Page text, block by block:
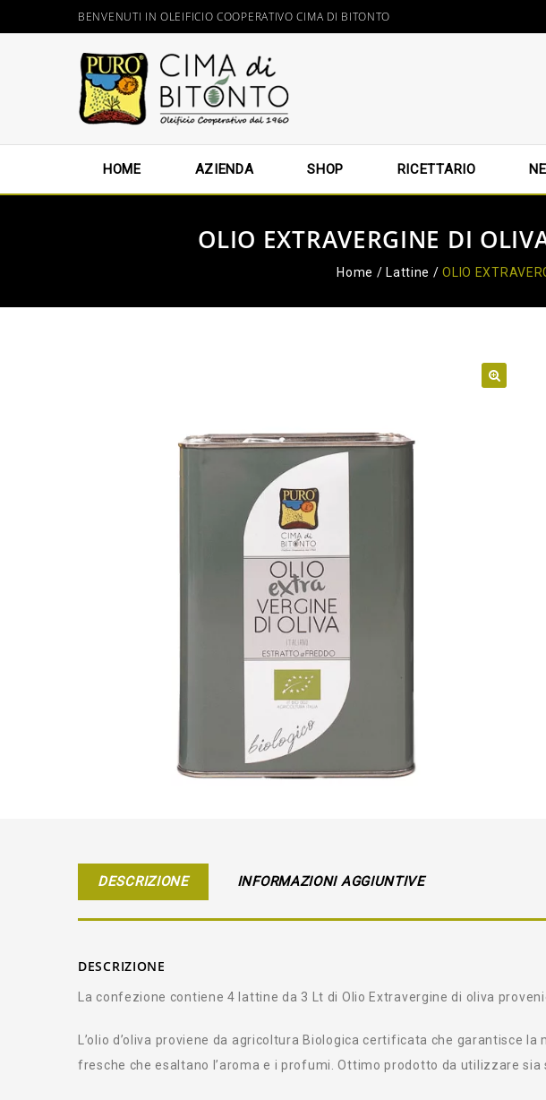
BENVENUTI IN OLEIFICIO COOPERATIVO CIMA DI BITONTO
HOME AZIENDA SHOP RICETTARIO
OLIO EXTRAVERGINE DI
Home / Lattine /OLIO
DESCRIZIONE INFORMAZIONI AGGIUNTIVE
DESCRIZIONE
La confezione contiene 4 lattine da 3 Lt di Olio Extravergine di oliva
L’olio d’oliva proviene da agricoltura Biologica certificata che garantisce
fresche che esaltano l’aroma e i profumi. Ottimo prodotto da utilizzare